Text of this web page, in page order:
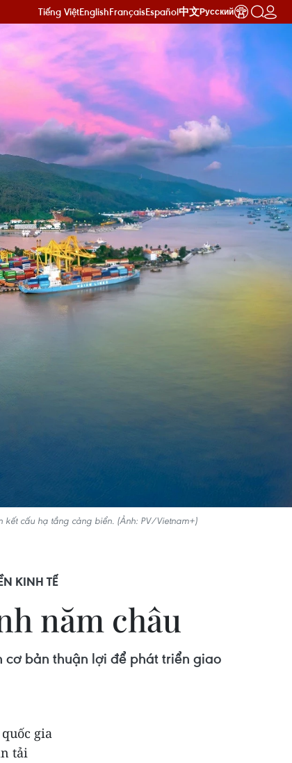
Tiếng ViệtEnglishFrançaisEspañol中文Русский
cấu hạ tầng cảng biển. (Ảnh: PV/Vietnam+)
KINH TẾ
năm châu
bản thuận lợi để phát triển giao
gia
tải